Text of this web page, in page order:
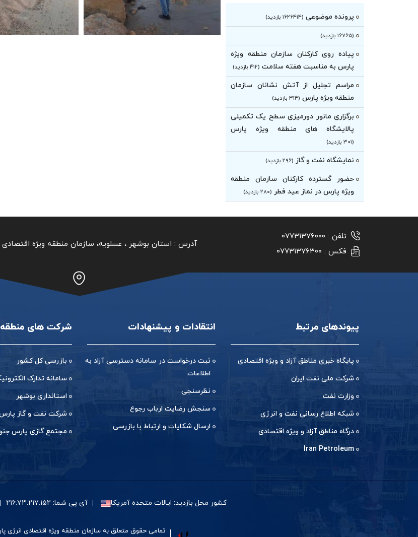
پرونده موضوعی (۱۶۲۶۴۱۴ بازدید)
(۱۶۷۶۵ بازدید)
پیاده روی کارکنان سازمان منطقه ویژه
پارس به مناسبت هفته سلامت (۴۱۲ بازدید)
مراسم تجلیل از آتش نشانان سازمان
منطقه ویژه پارس (۳۱۴ بازدید)
برگزاری مانور دورمیزی سطح یک تکمیلی
پالایشگاه های منطقه ویژه پارس
(۳۰۱ بازدید)
نمایشگاه نفت و گاز (۲۹۶ بازدید)
حضور گسترده کارکنان سازمان منطقه
ویژه پارس در نماز عید فطر (۲۸۰ بازدید)
تلفن : ۰۷۷۳۱۳۷۶۰۰۰
فکس : ۰۷۷۳۱۳۷۶۳۰۰
آدرس : استان بوشهر ‏، عسلویه، سازمان منطقه ویژه
پیوندهای مرتبط
پایگاه خبری مناطق آزاد و ویژه اقتصادی
شرکت ملی نفت ایران
وزارت نفت
شبکه اطلاع رسانی نفت و انرژی
درگاه مناطق آزاد و ویژه اقتصادی
Iran Petroleum
انتقادات و پیشنهادات
ثبت درخواست در سامانه دسترسی آزاد به
اطلاعات
نظرسنجی
سنجش رضایت ارباب رجوع
ارسال شکایات و ارتباط با بازرسی
شرکت های منطقه
بازرسی کل کشور
سامانه تدارک
استانداری بوشهر
شرکت نفت و گاز
مجتمع گازی پارس
کشور محل بازدید: ایالات متحده آمریکا آی پی شما: ۲۱۶.۷۳.۲۱۷.۱۵۲
تمامی حقوق متعلق به سازمان منطقه ویژه اقتصادی انرژی